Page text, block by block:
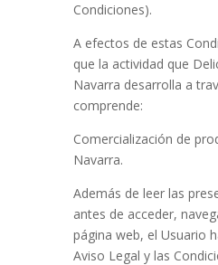
Condiciones).
A efectos de estas
que la actividad que
Navarra desarrolla a
comprende:
Comercialización de
Navarra.
Además de leer las
antes de acceder,
página web, el Usuario
Aviso Legal y las